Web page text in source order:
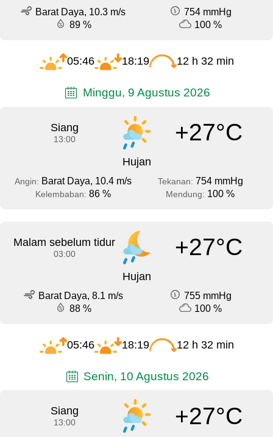
Barat Daya, 10.3 m/s
754 mmHg
89 %
100 %
05:46 18:19 12 h 32 min
Minggu, 9 Agustus 2026
Siang
13:00 +27°C
Hujan
Angin: Barat Daya, 10.4 m/s Tekanan: 754 mmHg
Kelembaban: 86 % Mendung: 100 %
Malam sebelum tidur
03:00 +27°C
Hujan
Barat Daya, 8.1 m/s
755 mmHg
88 %
100 %
05:46 18:19 12 h 32 min
Senin, 10 Agustus 2026
Siang
13:00 +27°C